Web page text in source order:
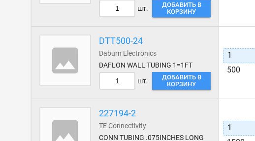
шт.
ДОБАВИТЬ В
КОРЗИНУ
DTT500-24
Daburn Electronics
DAFLON WALL TUBING 1=1FT
шт.
ДОБАВИТЬ В
КОРЗИНУ
227194-2
TE Connectivity
CONN TUBING .075INCHES LONG
1
500
1